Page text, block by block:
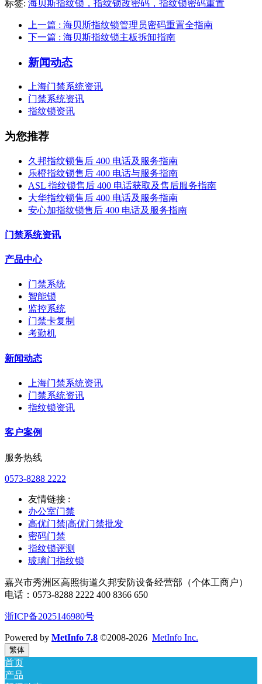
标签: 海贝斯指纹锁，指纹锁改密码，指纹锁密码重置
上一篇 : 海贝斯指纹锁管理员密码重置全指南
下一篇 : 海贝斯指纹锁主板拆卸指南
新闻动态
上海门禁系统资讯
门禁系统资讯
指纹锁资讯
为您推荐
久邦指纹锁售后 400 电话及服务指南
乐橙指纹锁售后 400 电话与服务指南
ASL 指纹锁售后 400 电话获取及售后服务指南
大华指纹锁售后 400 电话及服务指南
安心加指纹锁售后 400 电话及服务指南
门禁系统资讯
产品中心
门禁系统
智能锁
监控系统
门禁卡复制
考勤机
新闻动态
上海门禁系统资讯
门禁系统资讯
指纹锁资讯
客户案例
服务热线
0573-8288 2222
友情链接 :
办公室门禁
高优门禁|高优门禁批发
密码门禁
指纹锁评测
玻璃门指纹锁
嘉兴市秀洲区高照街道久邦安防设备经营部（个体工商户）
电话：0573-8288 2222 400 8366 650
浙ICP备2025146980号
Powered by MetInfo 7.8 ©2008-2026 MetInfo Inc.
繁体
首页
产品